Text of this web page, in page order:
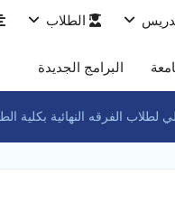
الطلاب
البرامج الجديدة
الفرقه النهائية بكلية